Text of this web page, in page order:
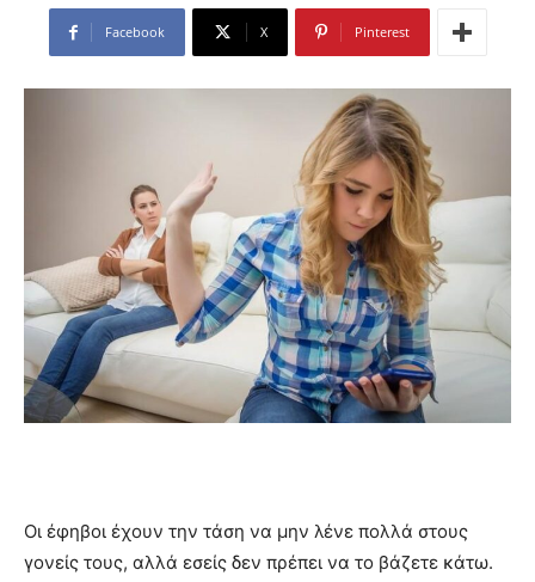
Facebook X Pinterest
Οι έφηβοι έχουν την τάση να μην λένε πολλά στους
γονείς τους, αλλά εσείς δεν πρέπει να το βάζετε κάτω.